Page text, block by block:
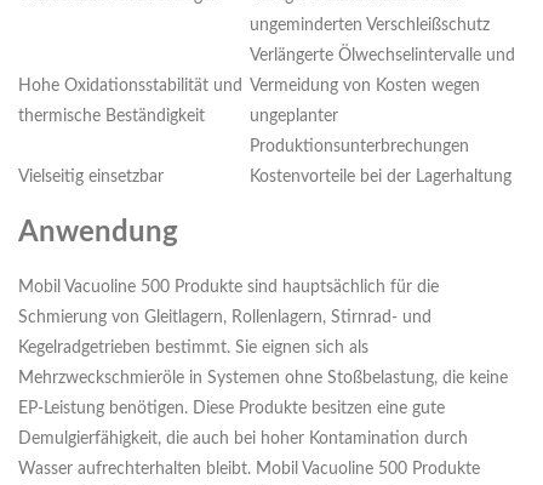
ungeminderten Verschleißschutz
Hohe Oxidationsstabilität und
thermische Beständigkeit
Verlängerte Ölwechselintervalle und
Vermeidung von Kosten wegen
ungeplanter
Produktionsunterbrechungen
Vielseitig einsetzbar
Kostenvorteile bei der Lagerhaltung
Anwendung
Mobil Vacuoline 500 Produkte sind hauptsächlich für die
Schmierung von Gleitlagern, Rollenlagern, Stirnrad- und
Kegelradgetrieben bestimmt. Sie eignen sich als
Mehrzweckschmieröle in Systemen ohne Stoßbelastung, die keine
EP-Leistung benötigen. Diese Produkte besitzen eine gute
Demulgierfähigkeit, die auch bei hoher Kontamination durch
Wasser aufrechterhalten bleibt. Mobil Vacuoline 500 Produkte